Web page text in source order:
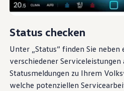
Status checken
Unter „Status“ finden Sie
verschiedener Serviceleistungen
Statusmeldungen zu Ihrem
welche potenziellen